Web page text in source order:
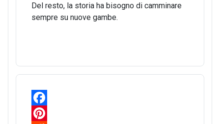
Del resto, la storia ha bisogno di camminare
sempre su nuove gambe.
F